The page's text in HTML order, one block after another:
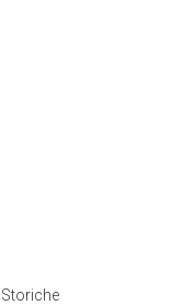
Storiche